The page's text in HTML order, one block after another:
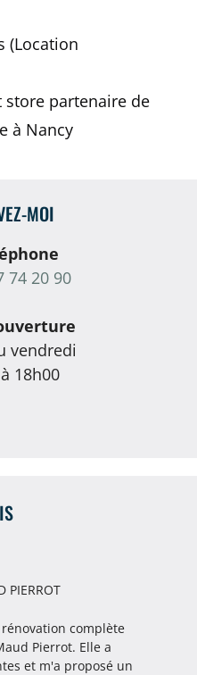
(Location
partenaire de
à Nancy
MOI
74 20 90
vendredi
18h00
PIERROT
complète
Pierrot. Elle a
et m'a proposé un